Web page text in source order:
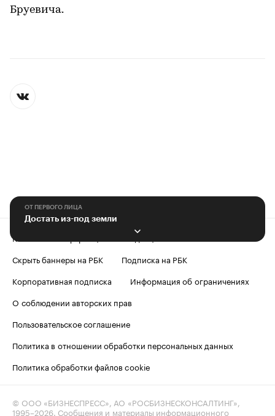
Бруевича.
ОТ ПЕРВОГО ЛИЦА
Достать из-под земли
Контактная информация
Скрыть баннеры на РБК
Подписка на РБК
Корпоративная подписка
Информация об ограничениях
О соблюдении авторских прав
Пользовательское соглашение
Политика в отношении обработки персональных данных
Политика обработки файлов cookie
© ООО «БИЗНЕСПРЕСС», АО «РОСБИЗНЕСКОНСАЛТИНГ»,
1995–2026. Сообщения и материалы информационного